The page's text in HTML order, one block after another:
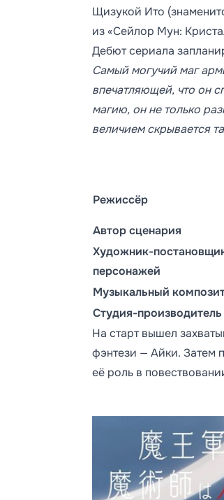
Щизукой Ито
из «Сейлор Мун:
Дебют сериала
Самый могучий маг
впечатляющей, что он
магию, он не только
величием скрывается
Режиссёр
Автор сценария
Художник-
персонажей
Музыкальный
Студия-производитель
На старт вышел
фэнтези — Айки. Затем
её роль в